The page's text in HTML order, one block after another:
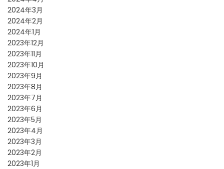
2024年3月
2024年2月
2024年1月
2023年12月
2023年11月
2023年10月
2023年9月
2023年8月
2023年7月
2023年6月
2023年5月
2023年4月
2023年3月
2023年2月
2023年1月